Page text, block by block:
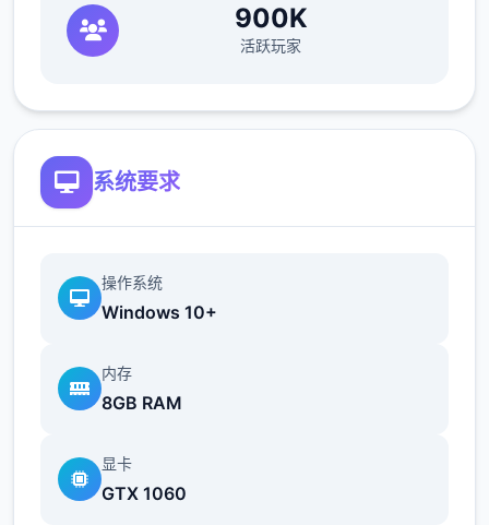
900K
活跃玩家
系统要求
操作系统
Windows 10+
内存
8GB RAM
显卡
GTX 1060